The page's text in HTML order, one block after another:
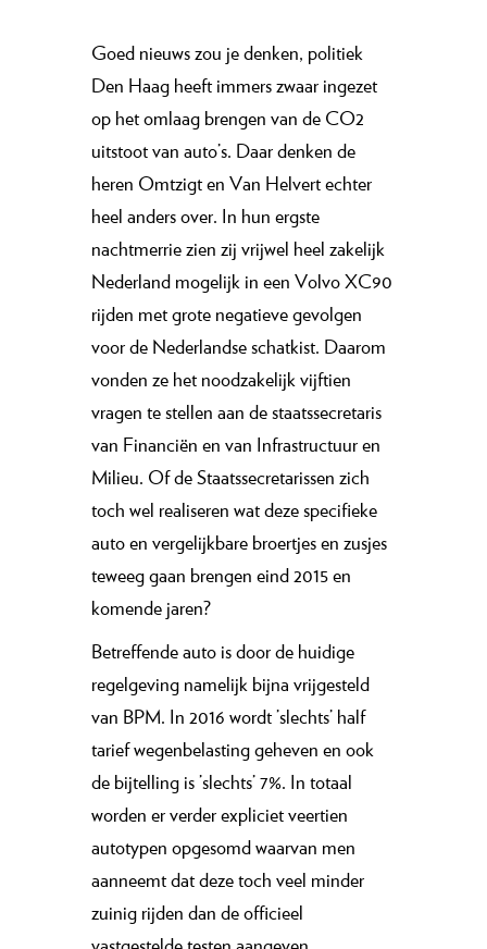
Goed nieuws zou je denken, politiek
Den Haag heeft immers zwaar ingezet
op het omlaag brengen van de CO2
uitstoot van auto’s. Daar denken de
heren Omtzigt en Van Helvert echter
heel anders over. In hun ergste
nachtmerrie zien zij vrijwel heel zakelijk
Nederland mogelijk in een Volvo XC90
rijden met grote negatieve gevolgen
voor de Nederlandse schatkist. Daarom
vonden ze het noodzakelijk vijftien
vragen te stellen aan de staatssecretaris
van Financiën en van Infrastructuur en
Milieu. Of de Staatssecretarissen zich
toch wel realiseren wat deze specifieke
auto en vergelijkbare broertjes en zusjes
teweeg gaan brengen eind 2015 en
komende jaren?
Betreffende auto is door de huidige
regelgeving namelijk bijna vrijgesteld
van BPM. In 2016 wordt ’slechts’ half
tarief wegenbelasting geheven en ook
de bijtelling is ’slechts’ 7%. In totaal
worden er verder expliciet veertien
autotypen opgesomd waarvan men
aanneemt dat deze toch veel minder
zuinig rijden dan de officieel